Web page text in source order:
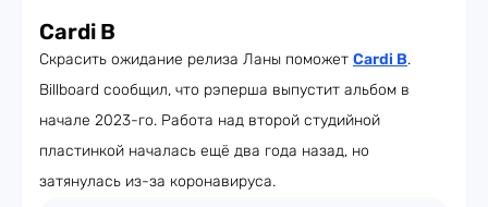
Cardi B
Скрасить ожидание релиза Ланы поможет Cardi B.
Billboard сообщил, что рэперша выпустит альбом в
начале 2023-го. Работа над второй студийной
пластинкой началась ещё два года назад, но
затянулась из-за коронавируса.